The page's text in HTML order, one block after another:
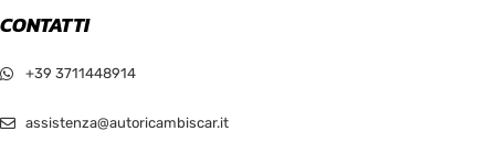
CONTATTI
+39 3711448914
assistenza@autoricambiscar.it